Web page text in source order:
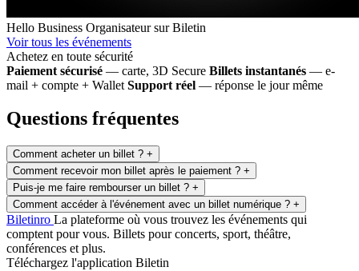
Hello Business Organisateur sur Biletin
Voir tous les événements
Achetez en toute sécurité
Paiement sécurisé — carte, 3D Secure Billets instantanés — e-
mail + compte + Wallet Support réel — réponse le jour même
Questions fréquentes
Comment acheter un billet ? +
Comment recevoir mon billet après le paiement ? +
Puis-je me faire rembourser un billet ? +
Comment accéder à l'événement avec un billet numérique ? +
Biletinro La plateforme où vous trouvez les événements qui
comptent pour vous. Billets pour concerts, sport, théâtre,
conférences et plus.
Téléchargez l'application Biletin